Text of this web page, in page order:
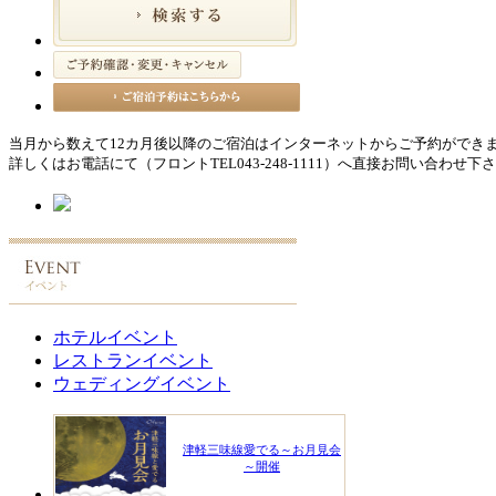
当月から数えて12カ月後以降のご宿泊はインターネットからご予約ができま
詳しくはお電話にて（フロントTEL043-248-1111）へ直接お問い合わせ下さ
ホテルイベント
レストランイベント
ウェディングイベント
津軽三味線愛でる～お月見会
～開催